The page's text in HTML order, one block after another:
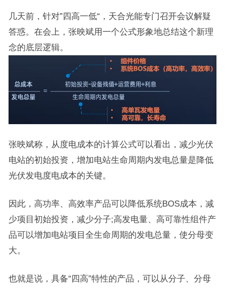
几天前，针对”四高一低“，天合光能专门召开会议解疑
答惑。在会上，张映斌用一个公式形象地总结这个新理
念的底层逻辑。
张映斌称，从度电成本的计算公式可以看出，减少光伏
电站的初始投资，增加电站生命周期内发电总量是降低
光伏发电度电成本的关键。
因此，高功率、高效率产品可以降低系统BOS成本，减
少项目初始投资，减少分子;高发电量、高可靠性组件产
品可以增加电站项目全生命周期的发电总量，使分母变
大。
也就是说，具备“四高”特性的产品，可以从分子、分母